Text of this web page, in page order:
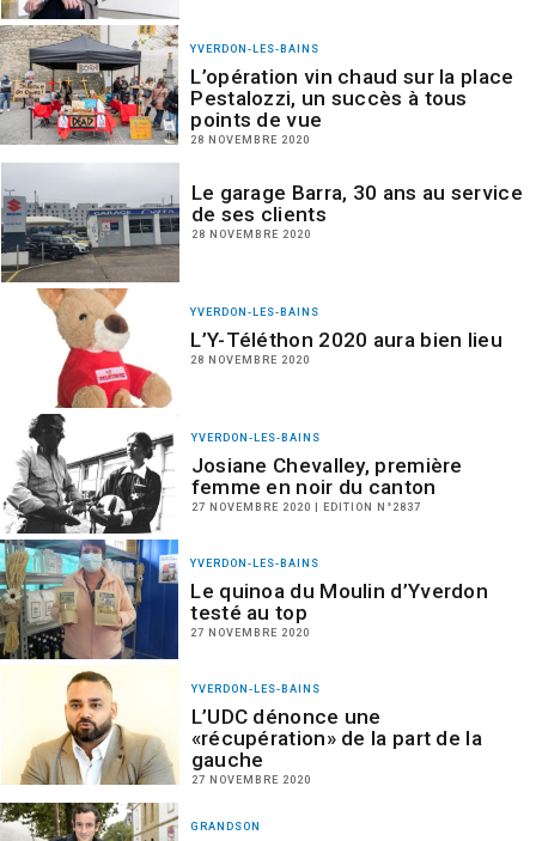
YVERDON-LES-BAINS
L’opération vin chaud sur la place
Pestalozzi, un succès à tous
points de vue
28 NOVEMBRE 2020
Le garage Barra, 30 ans au service
de ses clients
28 NOVEMBRE 2020
YVERDON-LES-BAINS
L’Y-Téléthon 2020 aura bien lieu
28 NOVEMBRE 2020
YVERDON-LES-BAINS
Josiane Chevalley, première
femme en noir du canton
27 NOVEMBRE 2020 | EDITION N°2837
YVERDON-LES-BAINS
Le quinoa du Moulin d’Yverdon
testé au top
27 NOVEMBRE 2020
YVERDON-LES-BAINS
L’UDC dénonce une
«récupération» de la part de la
gauche
27 NOVEMBRE 2020
GRANDSON